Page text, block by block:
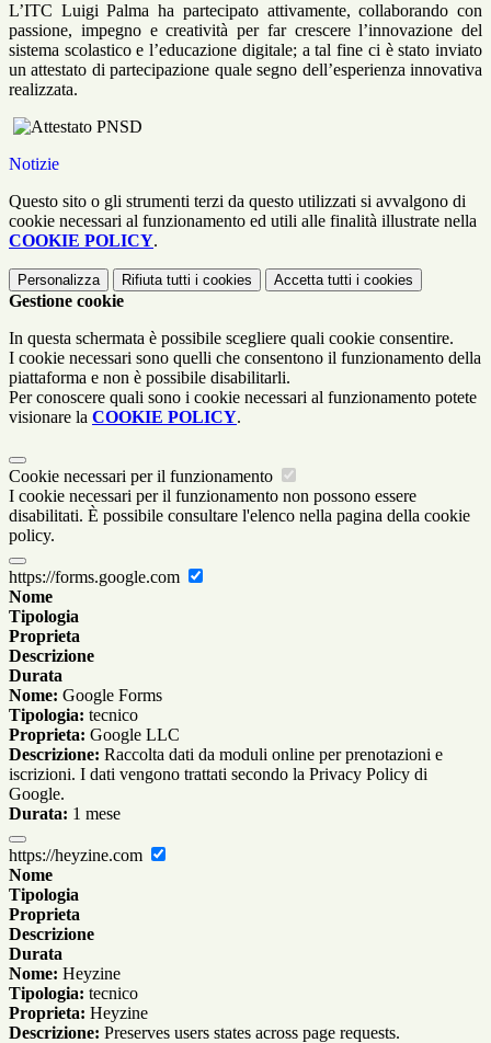
L’ITC Luigi Palma ha partecipato attivamente, collaborando con
passione, impegno e creatività per far crescere l’innovazione del
sistema scolastico e l’educazione digitale; a tal fine ci è stato inviato
un attestato di partecipazione quale segno dell’esperienza innovativa
realizzata.
Notizie
Questo sito o gli strumenti terzi da questo utilizzati si avvalgono di
cookie necessari al funzionamento ed utili alle finalità illustrate nella
COOKIE POLICY.
Personalizza Rifiuta tutti i cookies Accetta tutti i cookies
Gestione cookie
In questa schermata è possibile scegliere quali cookie consentire.
I cookie necessari sono quelli che consentono il funzionamento della
piattaforma e non è possibile disabilitarli.
Per conoscere quali sono i cookie necessari al funzionamento potete
visionare la COOKIE POLICY.
Cookie necessari per il funzionamento
I cookie necessari per il funzionamento non possono essere
disabilitati. È possibile consultare l'elenco nella pagina della cookie
policy.
https://forms.google.com
Nome
Tipologia
Proprieta
Descrizione
Durata
Nome: Google Forms
Tipologia: tecnico
Proprieta: Google LLC
Descrizione: Raccolta dati da moduli online per prenotazioni e
iscrizioni. I dati vengono trattati secondo la Privacy Policy di
Google.
Durata: 1 mese
https://heyzine.com
Nome
Tipologia
Proprieta
Descrizione
Durata
Nome: Heyzine
Tipologia: tecnico
Proprieta: Heyzine
Descrizione: Preserves users states across page requests.